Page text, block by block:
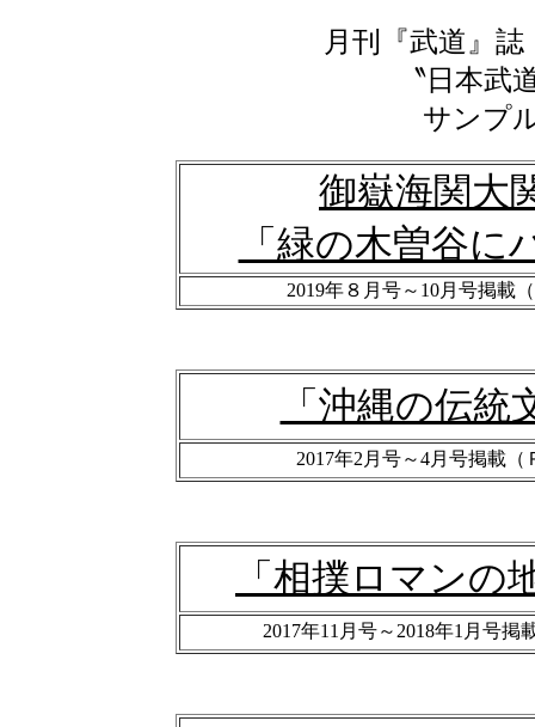
月刊『武道』
〝日本武
サンプ
御嶽海関大
「緑の木曽谷に
2019年８月号～10月号掲載
「沖縄の伝統
2017年2月号～4月号掲載（
「相撲ロマンの
2017年11月号～2018年1月号掲